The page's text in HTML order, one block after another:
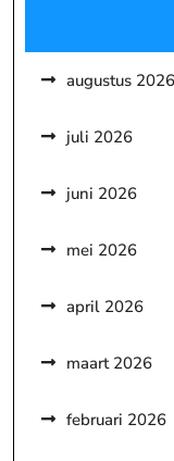
augustus 2026
juli 2026
juni 2026
mei 2026
april 2026
maart 2026
februari 2026